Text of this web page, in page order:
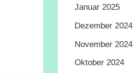
Januar 2025
Dezember 2024
November 2024
Oktober 2024